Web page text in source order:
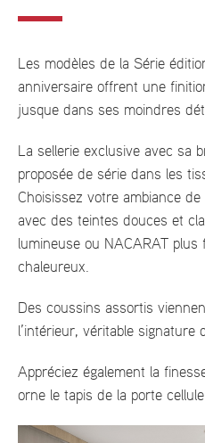
Les modèles de la Série
anniversaire offrent une
jusque dans ses moindres
La sellerie exclusive avec sa
proposée de série dans les
Choisissez votre ambiance
avec des teintes douces et
lumineuse ou NACARAT
chaleureux.
Des coussins assortis
l’intérieur, véritable signature
Appréciez également la
orne le tapis de la porte